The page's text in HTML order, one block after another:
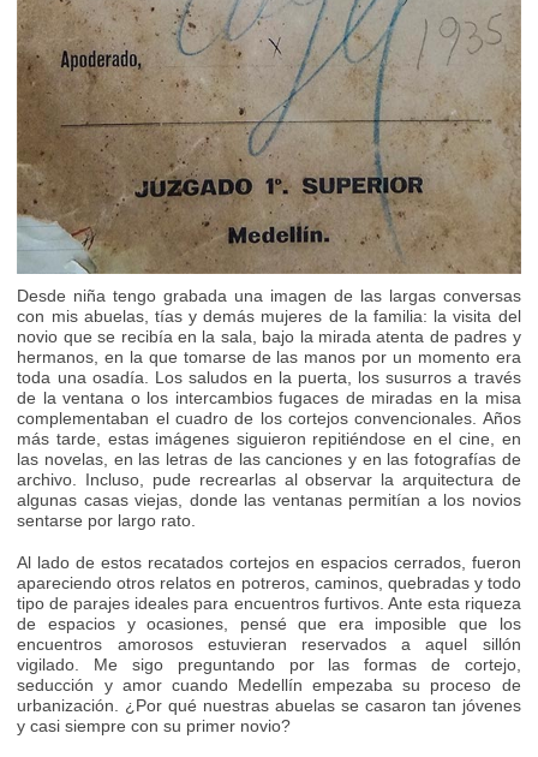
Desde niña tengo grabada una imagen de las largas conversas
con mis abuelas, tías y demás mujeres de la familia: la visita del
novio que se recibía en la sala, bajo la mirada atenta de padres y
hermanos, en la que tomarse de las manos por un momento era
toda una osadía. Los saludos en la puerta, los susurros a través
de la ventana o los intercambios fugaces de miradas en la misa
complementaban el cuadro de los cortejos convencionales. Años
más tarde, estas imágenes siguieron repitiéndose en el cine, en
las novelas, en las letras de las canciones y en las fotografías de
archivo. Incluso, pude recrearlas al observar la arquitectura de
algunas casas viejas, donde las ventanas permitían a los novios
sentarse por largo rato.
Al lado de estos recatados cortejos en espacios cerrados, fueron
apareciendo otros relatos en potreros, caminos, quebradas y todo
tipo de parajes ideales para encuentros furtivos. Ante esta riqueza
de espacios y ocasiones, pensé que era imposible que los
encuentros amorosos estuvieran reservados a aquel sillón
vigilado. Me sigo preguntando por las formas de cortejo,
seducción y amor cuando Medellín empezaba su proceso de
urbanización. ¿Por qué nuestras abuelas se casaron tan jóvenes
y casi siempre con su primer novio?